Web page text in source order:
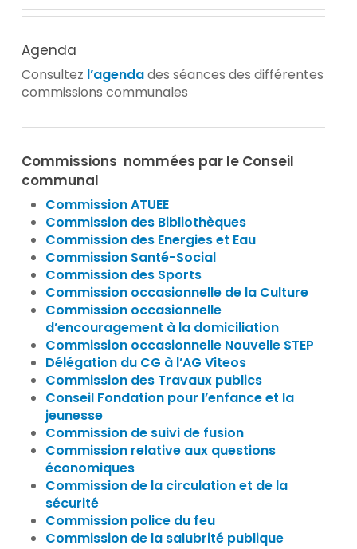
Agenda
Consultez l’agendades séances des différentes
commissions communales
Commissions nommées par le Conseil
communal
Commission ATUEE
Commission des Bibliothèques
Commission des Energies et Eau
Commission Santé-Social
Commission des Sports
Commission occasionnelle de la Culture
Commission occasionnelle
d’encouragement à la domiciliation
Commission occasionnelle Nouvelle STEP
Délégation du CG à l’AG Viteos
Commission des Travaux publics
Conseil Fondation pour l’enfance et la
jeunesse
Commission de suivi de fusion
Commission relative aux questions
économiques
Commission de la circulation et de la
sécurité
Commission police du feu
Commission de la salubrité publique